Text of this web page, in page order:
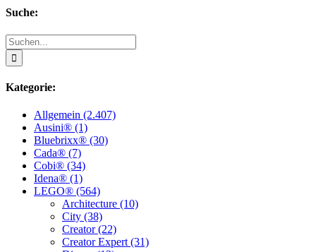
Suche:
Suche
nach:
Kategorie:
Allgemein (2.407)
Ausini® (1)
Bluebrixx® (30)
Cada® (7)
Cobi® (34)
Idena® (1)
LEGO® (564)
Architecture (10)
City (38)
Creator (22)
Creator Expert (31)